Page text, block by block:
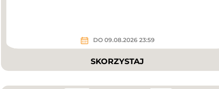
DO 09.08.2026 23:59
SKORZYSTAJ